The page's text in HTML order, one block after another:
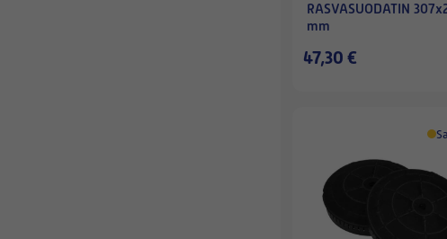
RASVASUODATIN
mm
47,30 €